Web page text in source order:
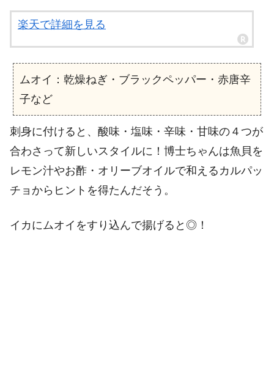
楽天で詳細を見る
ムオイ：乾燥ねぎ・ブラックペッパー・赤唐辛
子など
刺身に付けると、酸味・塩味・辛味・甘味の４つが
合わさって新しいスタイルに！博士ちゃんは魚貝を
レモン汁やお酢・オリーブオイルで和えるカルパッ
チョからヒントを得たんだそう。
イカにムオイをすり込んで揚げると◎！